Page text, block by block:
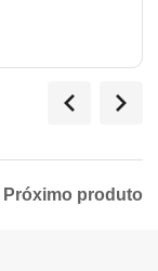
Próximo produto